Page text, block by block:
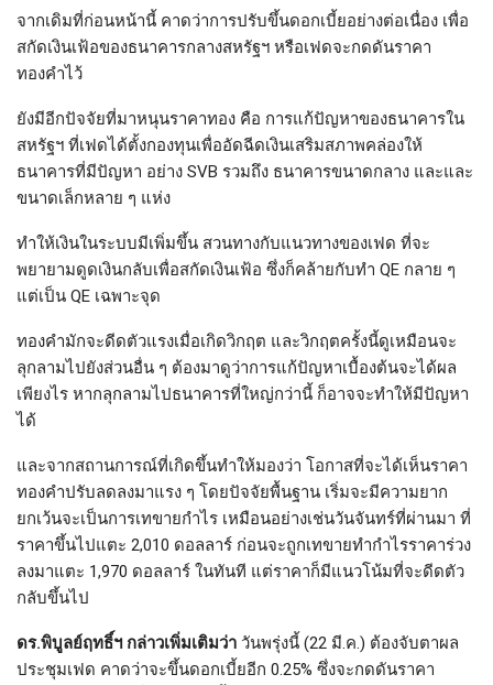
จากเดิมที่ก่อนหน้านี้ คาดว่าการปรับขึ้นดอกเบี้ยอย่างต่อเนื่อง เพื่อ
สกัดเงินเฟ้อของธนาคารกลางสหรัฐฯ หรือเฟดจะกดดันราคา
ทองคำไว้
ยังมีอีกปัจจัยที่มาหนุนราคาทอง คือ การแก้ปัญหาของธนาคารใน
สหรัฐฯ ที่เฟดได้ตั้งกองทุนเพื่ออัดฉีดเงินเสริมสภาพคล่องให้
ธนาคารที่มีปัญหา อย่าง SVB รวมถึง ธนาคารขนาดกลาง และและ
ขนาดเล็กหลาย ๆ แห่ง
ทำให้เงินในระบบมีเพิ่มขึ้น สวนทางกับแนวทางของเฟด ที่จะ
พยายามดูดเงินกลับเพื่อสกัดเงินเฟ้อ ซึ่งก็คล้ายกับทำ QE กลาย ๆ
แต่เป็น QE เฉพาะจุด
ทองคำมักจะดีดตัวแรงเมื่อเกิดวิกฤต และวิกฤตครั้งนี้ดูเหมือนจะ
ลุกลามไปยังส่วนอื่น ๆ ต้องมาดูว่าการแก้ปัญหาเบื้องต้นจะได้ผล
เพียงไร หากลุกลามไปธนาคารที่ใหญ่กว่านี้ ก็อาจจะทำให้มีปัญหา
ได้
และจากสถานการณ์ที่เกิดขึ้นทำให้มองว่า โอกาสที่จะได้เห็นราคา
ทองคำปรับลดลงมาแรง ๆ โดยปัจจัยพื้นฐาน เริ่มจะมีความยาก
ยกเว้นจะเป็นการเทขายกำไร เหมือนอย่างเช่นวันจันทร์ที่ผ่านมา ที่
ราคาขึ้นไปแตะ 2,010 ดอลลาร์ ก่อนจะถูกเทขายทำกำไรราคาร่วง
ลงมาแตะ 1,970 ดอลลาร์ ในทันที แต่ราคาก็มีแนวโน้มที่จะดีดตัว
กลับขึ้นไป
ดร.พิบูลย์ฤทธิ์ฯ กล่าวเพิ่มเติมว่า วันพรุ่งนี้ (22 มี.ค.) ต้องจับตาผล
ประชุมเฟด คาดว่าจะขึ้นดอกเบี้ยอีก 0.25% ซึ่งจะกดดันราคา